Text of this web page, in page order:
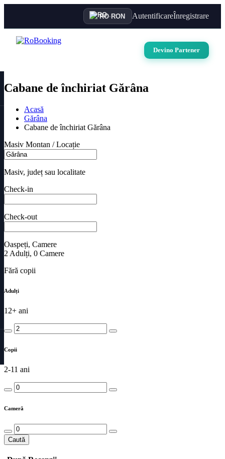
RO·RON AutentificareÎnregistrare
Devino Partener
Cabane de închiriat Gărâna
Acasă
Gărâna
Cabane de închiriat Gărâna
Masiv Montan / Locație
Masiv, județ sau localitate
Check-in
Check-out
Oaspeți, Camere
2 Adulți, 0 Camere
Fără copii
Adulți
12+ ani
Copii
2-11 ani
Cameră
Caută